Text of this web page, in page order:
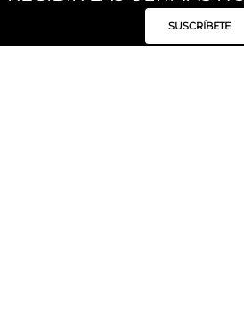
SUSCRÍBETE